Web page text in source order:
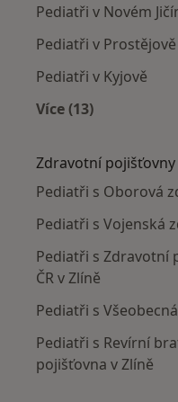
Pediatři v Novém
Pediatři v Prostějově
Pediatři v Kyjově
Více (13)
Zdravotní pojišťovny
Pediatři s Oborová
Pediatři s Vojenská
Pediatři s Zdravotní
ČR v Zlíně
Pediatři s
Pediatři s Revírní
pojišťovna v Zlíně